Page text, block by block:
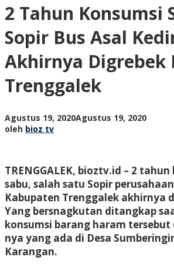
Sabu,
Bus
Asal
Kediri
Akhirnya
2 Tahun Konsumsi
Sopir Bus Asal
Akhirnya Digrebek
Trenggalek
Agustus 19, 2020Agustus 19, 2020oleh
oleh bioz tv
TRENGGALEK, bioztv.id – 2
sabu, salah satu Sopir
Kabupaten Trenggalek akhirnya
Yang bersnagkutan ditangkap
konsumsi barang haram tersebut
nya yang ada di Desa
Karangan.